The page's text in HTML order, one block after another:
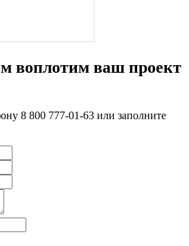
воплотим ваш проект
8 800 777-01-63 или заполните